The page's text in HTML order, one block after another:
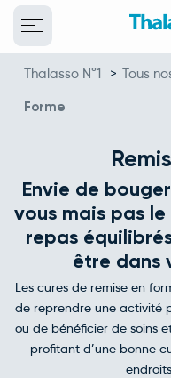
Thalasso N°1 > Tous
Forme
Envie de
vous mais pas
repas
être dans
Les cures de remise en
de reprendre une activité
ou de bénéficier de soins
profitant d’une bonne